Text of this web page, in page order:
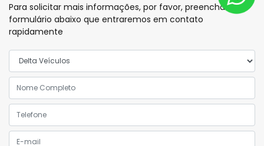
Para solicitar mais informações, por favor, preencha o
formulário abaixo que entraremos em contato
rapidamente